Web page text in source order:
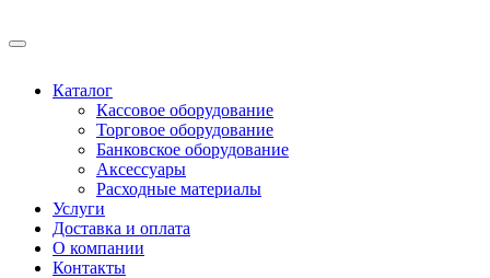
Каталог
Кассовое оборудование
Торговое оборудование
Банковское оборудование
Аксессуары
Расходные материалы
Услуги
Доставка и оплата
О компании
Контакты